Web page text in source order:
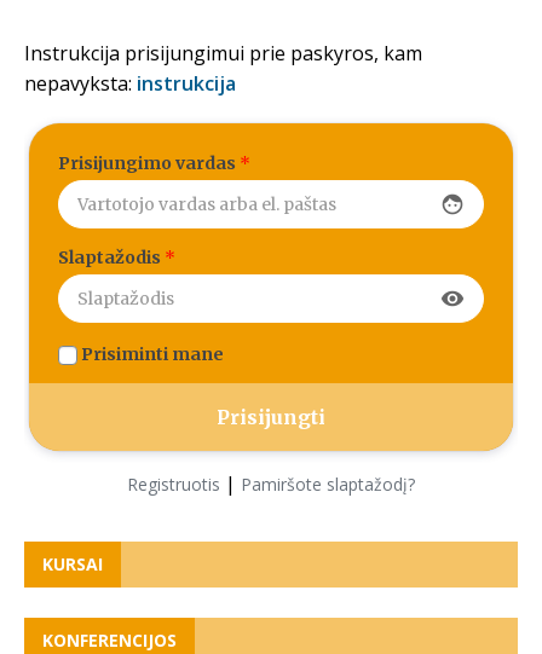
Instrukcija prisijungimui prie paskyros, kam
nepavyksta: instrukcija
Prisijungimo vardas *
face
Slaptažodis *
visibility
Prisiminti mane
Registruotis | Pamiršote slaptažodį?
KURSAI
KONFERENCIJOS